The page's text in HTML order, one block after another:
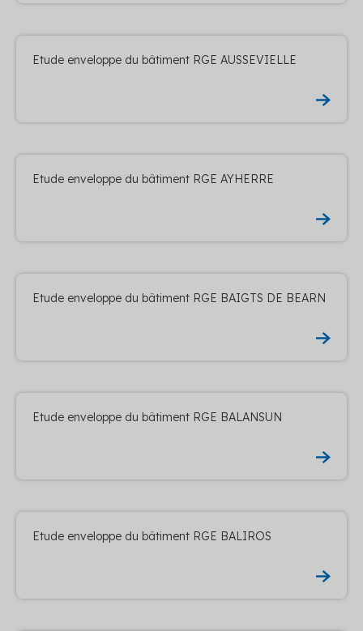
Etude enveloppe du bâtiment RGE AUSSEVIELLE
Etude enveloppe du bâtiment RGE AYHERRE
Etude enveloppe du bâtiment RGE BAIGTS DE BEARN
Etude enveloppe du bâtiment RGE BALANSUN
Etude enveloppe du bâtiment RGE BALIROS